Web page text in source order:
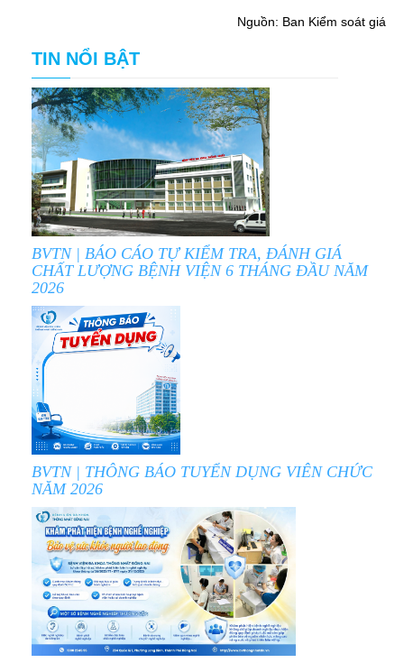
Nguồn: Ban Kiểm soát giá
TIN NỔI BẬT
BVTN | BÁO CÁO TỰ KIỂM TRA, ĐÁNH GIÁ
CHẤT LƯỢNG BỆNH VIỆN 6 THÁNG ĐẦU NĂM
2026
BVTN | THÔNG BÁO TUYỂN DỤNG VIÊN CHỨC
NĂM 2026